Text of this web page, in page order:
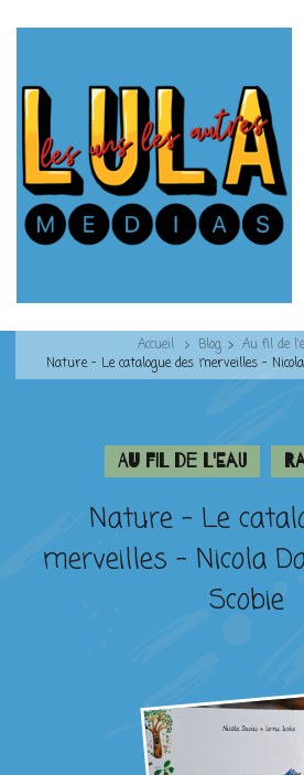
Accueil Blog
Au fil de
Nature – Le catalogue des merveilles –
Au fil de l'eau
Nature – Le
merveilles – Nicola
Scobie